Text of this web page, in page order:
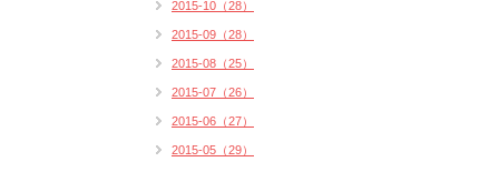
2015-10（28）
2015-09（28）
2015-08（25）
2015-07（26）
2015-06（27）
2015-05（29）